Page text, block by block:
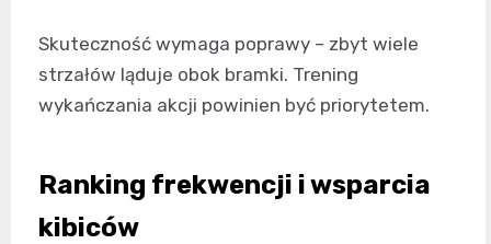
Skuteczność wymaga poprawy – zbyt wiele
strzałów ląduje obok bramki. Trening
wykańczania akcji powinien być priorytetem.
Ranking frekwencji i wsparcia
kibiców